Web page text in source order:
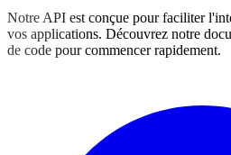
Notre API est conçue pour faciliter
vos applications. Découvrez notre
de code pour commencer rapidement.